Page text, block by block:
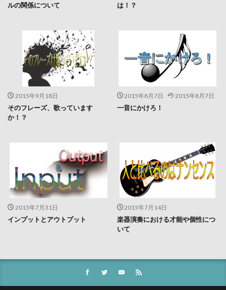
ルの関係について
は！？
2015年9月18日
そのフレーズ、歌っています
か！？
2015年8月7日 2015年8月7日
一音にかけろ！
2015年7月31日
インプットとアウトプット
2015年7月14日
楽器演奏における才能や個性につ
いて